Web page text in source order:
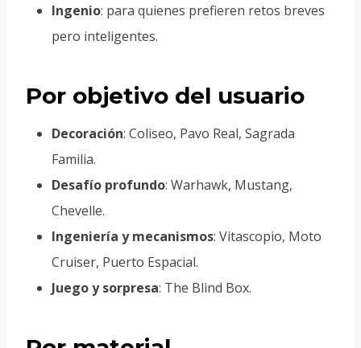
Ingenio: para quienes prefieren retos breves
pero inteligentes.
Por objetivo del usuario
Decoración: Coliseo, Pavo Real, Sagrada
Familia.
Desafío profundo: Warhawk, Mustang,
Chevelle.
Ingeniería y mecanismos: Vitascopio, Moto
Cruiser, Puerto Espacial.
Juego y sorpresa: The Blind Box.